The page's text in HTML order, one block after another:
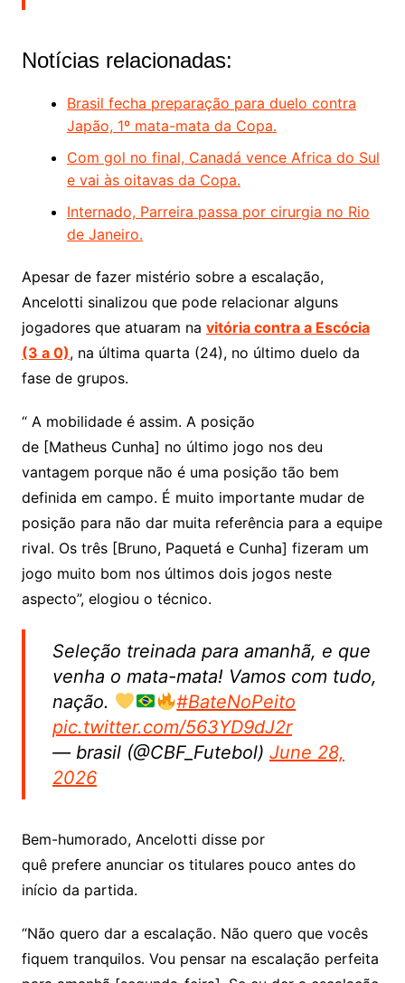
Notícias relacionadas:
Brasil fecha preparação para duelo contra
Japão, 1º mata-mata da Copa.
Com gol no final, Canadá vence Africa do Sul
e vai às oitavas da Copa.
Internado, Parreira passa por cirurgia no Rio
de Janeiro.
Apesar de fazer mistério sobre a escalação,
Ancelotti sinalizou que pode relacionar alguns
jogadores que atuaram na vitória contra a Escócia
(3 a 0), na última quarta (24), no último duelo da
fase de grupos.
“ A mobilidade é assim. A posição
de [Matheus Cunha] no último jogo nos deu
vantagem porque não é uma posição tão bem
definida em campo. É muito importante mudar de
posição para não dar muita referência para a equipe
rival. Os três [Bruno, Paquetá e Cunha] fizeram um
jogo muito bom nos últimos dois jogos neste
aspecto”, elogiou o técnico.
Seleção treinada para amanhã, e que
venha o mata-mata! Vamos com tudo,
nação.
#BateNoPeito
pic.twitter.com/563YD9dJ2r
— brasil (@CBF_Futebol) June 28,
2026
Bem-humorado, Ancelotti disse por
quê prefere anunciar os titulares pouco antes do
início da partida.
“Não quero dar a escalação. Não quero que vocês
fiquem tranquilos. Vou pensar na escalação perfeita